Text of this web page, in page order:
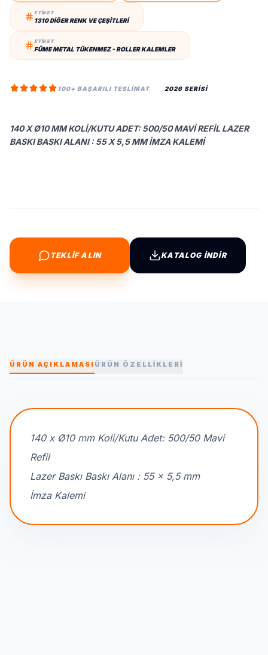
ETİKET
1310 DIĞER RENK VE ÇEŞITLERI
ETİKET
FÜME METAL TÜKENMEZ - ROLLER KALEMLER
100+ BAŞARILI TESLIMAT 2026 SERİSİ
140 X Ø10 MM KOLI/KUTU ADET: 500/50 MAVI REFIL LAZER
BASKI BASKI ALANI : 55 X 5,5 MM İMZA KALEMI
TEKLİF ALIN KATALOG İNDİR
ÜRÜN AÇIKLAMASI ÜRÜN ÖZELLİKLERİ
140 x Ø10 mm Koli/Kutu Adet: 500/50 Mavi
Refil
Lazer Baskı Baskı Alanı : 55 x 5,5 mm
İmza Kalemi